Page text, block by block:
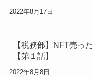
2022年8月17日
【税務部】NFT売っ
【第１話】
2022年8月8日